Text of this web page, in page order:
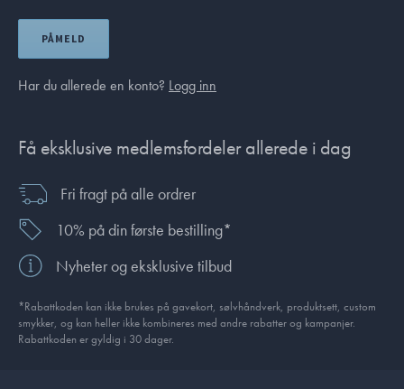
PÅMELD
Har du allerede en konto? Logg inn
Få eksklusive medlemsfordeler allerede i dag
Fri fragt på alle ordrer
10% på din første bestilling*
Nyheter og eksklusive tilbud
*Rabattkoden kan ikke brukes på gavekort, sølvhåndverk, produkt­sett, custom
smykker, og kan heller ikke kombineres med andre rabatter og kampanjer.
Rabattkoden er gyldig i 30 dager.